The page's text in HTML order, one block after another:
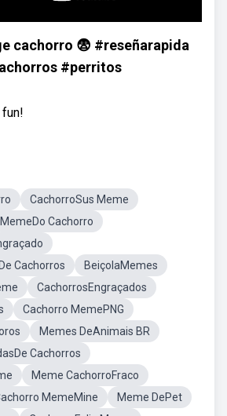
cachorro 😨 #reseñarapida
#perritos
CachorroSus Meme
MemeDo Cachorro
Cachorros
BeiçolaMemes
CachorrosEngraçados
Cachorro MemePNG
Memes DeAnimais BR
Cachorros
Meme CachorroFraco
MemeMine
Meme DePet